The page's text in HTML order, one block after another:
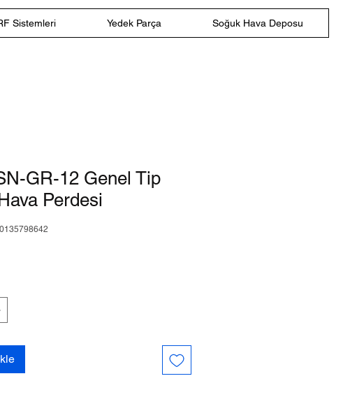
Sistemleri Yedek Parça Soğuk Hava Deposu
GR-12 Genel Tip
Hava Perdesi